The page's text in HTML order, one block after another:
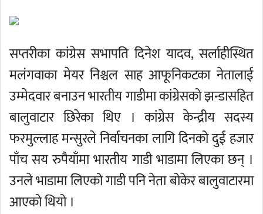
सप्तरीका कांग्रेस सभापति दिनेश यादव, सर्लाहीस्थित
मलंगवाका मेयर निश्चल साह आफूनिकटका नेतालाई
उम्मेदवार बनाउन भारतीय गाडीमा कांग्रेसको झन्डासहित
बालुवाटार छिरेका थिए । कांग्रेस केन्द्रीय सदस्य
फरमुल्लाह मन्सुरले निर्वाचनका लागि दिनको दुई हजार
पाँच सय रुपैयाँमा भारतीय गाडी भाडामा लिएका छन् ।
उनले भाडामा लिएको गाडी पनि नेता बोकेर बालुवाटारमा
आएको थियो ।